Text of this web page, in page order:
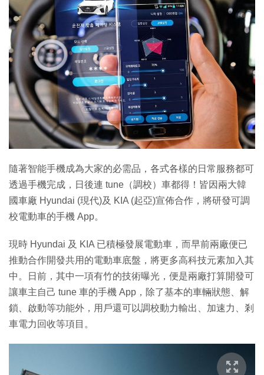
IT Times
生成式AI與雲端應用
Enterprise Digital Transformation
特集
隨著智能手機成為大家的必需品，各式各樣的日常服務都可
透過手機完成，日後連 tune（調校）車都得！皆因兩大韓
國車廠 Hyundai (現代)及 KIA (起亞)宣佈合作，將研發可調
校電動車的手機 App。
現時 Hyundai 及 KIA 已積極發展電動車，而早前兩廠便已
推動合作開發共用的電動車底盤，將更多高科技元素加入其
中。日前，其中一項有竹的技術曝光，便是兩廠打算開發可
讓車主自己 tune 車的手機 App，除了基本的車輛狀態、解
鎖、啟動等功能外，用戶還可以調校動力輸出、加速力、剎
車電力回收等項目。